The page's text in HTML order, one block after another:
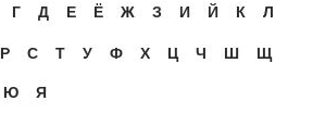
Г Д Е Ё Ж З И Й К
Л
Р С Т У Ф Х Ц Ч Ш
Щ
Ю Я